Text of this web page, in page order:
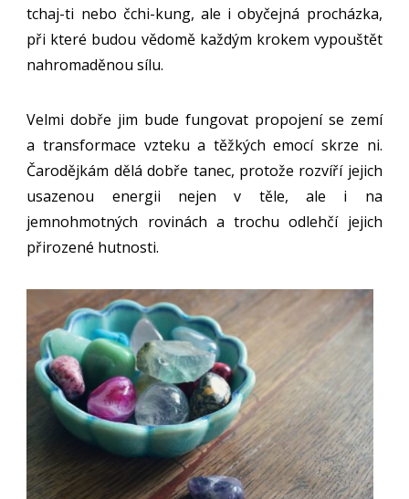
tchaj-ti nebo čchi-kung, ale i obyčejná procházka,
při které budou vědomě každým krokem vypouštět
nahromaděnou sílu.
Velmi dobře jim bude fungovat propojení se zemí
a transformace vzteku a těžkých emocí skrze ni.
Čarodějkám dělá dobře tanec, protože rozvíří jejich
usazenou energii nejen v těle, ale i na
jemnohmotných rovinách a trochu odlehčí jejich
přirozené hutnosti.